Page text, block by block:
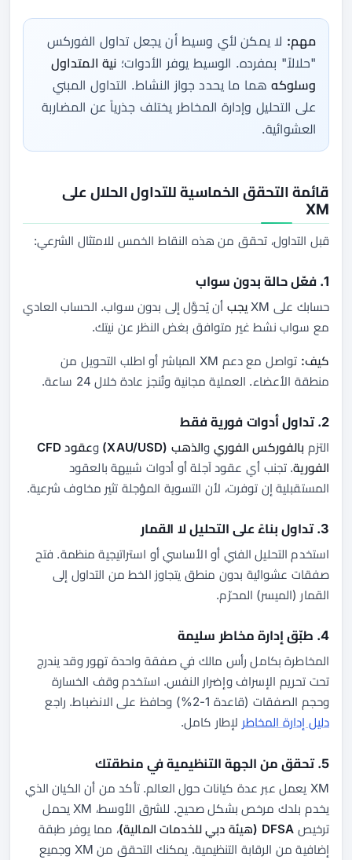
مهم: لا يمكن لأي وسيط أن يجعل تداول الفوركس
"حلالاً" بمفرده. الوسيط يوفر الأدوات؛ نية المتداول
وسلوكههما ما يحدد جواز النشاط. التداول المبني
على التحليل وإدارة المخاطر يختلف جذرياً عن المضاربة
العشوائية.
قائمة التحقق الخماسية للتداول الحلال على
XM
قبل التداول، تحقق من هذه النقاط الخمس للامتثال الشرعي:
1. فعّل حالة بدون سواب
حسابك على XM يجب أن يُحوَّل إلى بدون سواب. الحساب العادي
مع سواب نشط غير متوافق بغض النظر عن نيتك.
كيف:
تواصل مع دعم XM المباشر أو اطلب التحويل من
منطقة الأعضاء. العملية مجانية وتُنجز عادة خلال 24 ساعة.
2. تداول أدوات فورية فقط
التزم بالفوركس الفوري والذهب (XAU/USD) و
عقود CFD
الفورية. تجنب أي عقود آجلة أو أدوات شبيهة بالعقود
المستقبلية إن توفرت، لأن التسوية المؤجلة تثير مخاوف شرعية.
3. تداول بناءً على التحليل لا القمار
استخدم التحليل الفني أو الأساسي أو استراتيجية منظمة. فتح
صفقات عشوائية بدون منطق يتجاوز الخط من التداول إلى
القمار (الميسر) المحرّم.
4. طبّق إدارة مخاطر سليمة
المخاطرة بكامل رأس مالك في صفقة واحدة تهور وقد يندرج
تحت تحريم الإسراف وإضرار النفس. استخدم وقف الخسارة
وحجم الصفقات (قاعدة 1-2%) وحافظ على الانضباط. راجع
دليل إدارة المخاطر لإطار كامل.
5. تحقق من الجهة التنظيمية في منطقتك
XM يعمل عبر عدة كيانات حول العالم. تأكد من أن الكيان الذي
يخدم بلدك مرخص بشكل صحيح. للشرق الأوسط، XM يحمل
ترخيص DFSA (هيئة دبي للخدمات المالية)
، مما يوفر طبقة
إضافية من الرقابة التنظيمية. يمكنك التحقق من XM وجميع